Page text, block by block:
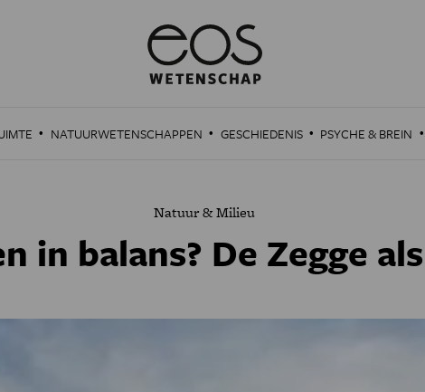
· NATUURWETENSCHAPPEN · GESCHIEDENIS · PSYCHE & BREIN ·
Natuur & Milieu
in balans? De Zegge